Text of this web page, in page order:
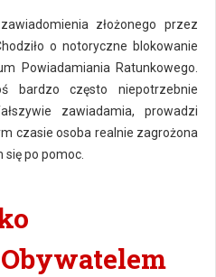
złożonego przez
o notoryczne blokowanie
Powiadamiania Ratunkowego.
bardzo często niepotrzebnie
zawiadamia, prowadzi
czasie osoba realnie zagrożona
po pomoc.